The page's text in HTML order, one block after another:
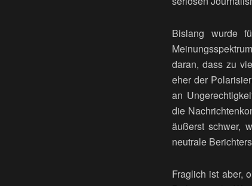
Bislang wurde
daran, dass zu
eher der
an
die
äußerst schwer,
neutrale
Fraglich ist aber,